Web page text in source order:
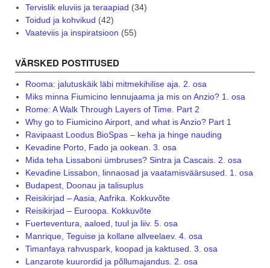
Tervislik eluviis ja teraapiad (34)
Toidud ja kohvikud (42)
Vaateviis ja inspiratsioon (55)
VÄRSKED POSTITUSED
Rooma: jalutuskäik läbi mitmekihilise aja. 2. osa
Miks minna Fiumicino lennujaama ja mis on Anzio? 1. osa
Rome: A Walk Through Layers of Time. Part 2
Why go to Fiumicino Airport, and what is Anzio? Part 1
Ravipaast Loodus BioSpas – keha ja hinge nauding
Kevadine Porto, Fado ja ookean. 3. osa
Mida teha Lissaboni ümbruses? Sintra ja Cascais. 2. osa
Kevadine Lissabon, linnaosad ja vaatamisväärsused. 1. osa
Budapest, Doonau ja talisuplus
Reisikirjad – Aasia, Aafrika. Kokkuvõte
Reisikirjad – Euroopa. Kokkuvõte
Fuerteventura, aaloed, tuul ja liiv. 5. osa
Manrique, Teguise ja kollane allveelaev. 4. osa
Timanfaya rahvuspark, koopad ja kaktused. 3. osa
Lanzarote kuurordid ja põllumajandus. 2. osa